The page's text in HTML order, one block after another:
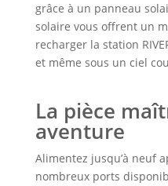
grâce à un panneau
solaire vous offrent un
recharger la station
et même sous un ciel
La pièce
aventure
Alimentez jusqu’à neuf
nombreux ports